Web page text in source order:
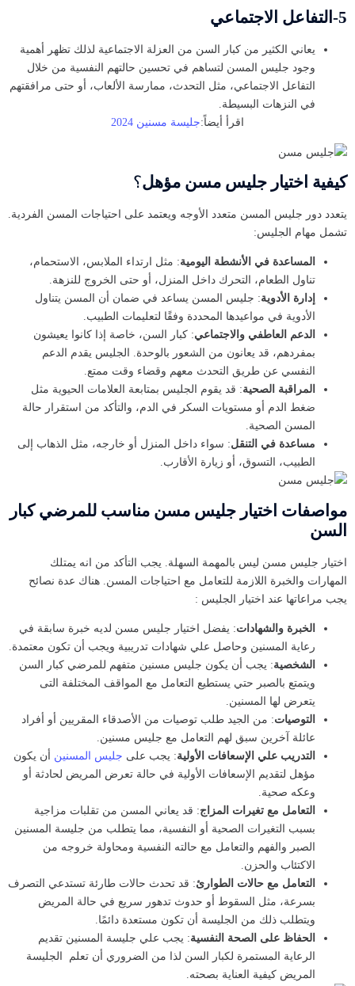
5-التفاعل الاجتماعي
يعاني الكثير من كبار السن من العزلة الاجتماعية لذلك تظهر أهمية
وجود جليس المسن لتساهم في تحسين حالتهم النفسية من خلال
التفاعل الاجتماعي، مثل التحدث، ممارسة الألعاب، أو حتى مرافقتهم
في النزهات البسيطة.
اقرأ أيضاً:جليسة مسنين 2024
كيفية اختيار جليس مسن مؤهل؟
يتعدد دور جليس المسن متعدد الأوجه ويعتمد على احتياجات المسن الفردية.
تشمل مهام الجليس:
المساعدة في الأنشطة اليومية: مثل ارتداء الملابس، الاستحمام،
تناول الطعام، التحرك داخل المنزل، أو حتى الخروج للنزهة.
إدارة الأدوية: جليس المسن يساعد في ضمان أن المسن يتناول
الأدوية في مواعيدها المحددة وفقًا لتعليمات الطبيب.
الدعم العاطفي والاجتماعي: كبار السن، خاصة إذا كانوا يعيشون
بمفردهم، قد يعانون من الشعور بالوحدة. الجليس يقدم الدعم
النفسي عن طريق التحدث معهم وقضاء وقت ممتع.
المراقبة الصحية: قد يقوم الجليس بمتابعة العلامات الحيوية مثل
ضغط الدم أو مستويات السكر في الدم، والتأكد من استقرار حالة
المسن الصحية.
مساعدة في التنقل: سواء داخل المنزل أو خارجه، مثل الذهاب إلى
الطبيب، التسوق، أو زيارة الأقارب.
مواصفات اختيار جليس مسن مناسب للمرضي كبار
السن
اختيار جليس مسن ليس بالمهمة السهلة. يجب التأكد من انه يمتلك
المهارات والخبرة اللازمة للتعامل مع احتياجات المسن. هناك عدة نصائح
يجب مراعاتها عند اختيار الجليس :
الخبرة والشهادات: يفضل اختيار جليس مسن لديه خبرة سابقة في
رعاية المسنين وحاصل علي شهادات تدريبية ويجب أن تكون معتمدة.
الشخصية: يجب أن يكون جليس مسنين متفهم للمرضي كبار السن
ويتمتع بالصبر حتي يستطيع التعامل مع المواقف المختلفة التى
يتعرض لها المسنين.
التوصيات: من الجيد طلب توصيات من الأصدقاء المقريين أو أفراد
عائلة آخرين سبق لهم التعامل مع جليس مسنين.
التدريب علي الإسعافات الأولية: يجب على جليس المسنين أن يكون
مؤهل لتقديم الإسعافات الأولية في حالة تعرض المريض لحادثة أو
وعكه صحية.
التعامل مع تغيرات المزاج: قد يعاني المسن من تقلبات مزاجية
بسبب التغيرات الصحية أو النفسية، مما يتطلب من جليسة المسنين
الصبر والفهم والتعامل مع حالته النفسية ومحاولة خروجه من
الاكتئاب والحزن.
التعامل مع حالات الطوارئ: قد تحدث حالات طارئة تستدعي التصرف
بسرعة، مثل السقوط أو حدوث تدهور سريع في حالة المريض
ويتطلب ذلك من الجليسة أن تكون مستعدة دائمًا.
الحفاظ على الصحة النفسية: يجب علي جليسة المسنين تقديم
الرعاية المستمرة لكبار السن لذا من الضروري أن تعلم الجليسة
المريض كيفية العناية بصحته.